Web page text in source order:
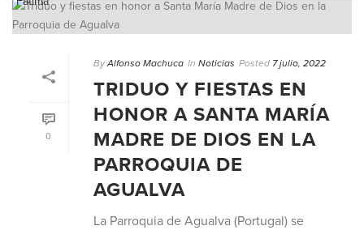
0
By Alfonso Machuca In Noticias Posted 7 julio, 2022
TRIDUO Y FIESTAS EN
HONOR A SANTA MARÍA
MADRE DE DIOS EN LA
PARROQUIA DE
AGUALVA
La Parroquia de Agualva (Portugal) se